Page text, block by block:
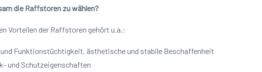
die Raffstoren zu wählen?
Vorteilen der Raffstoren gehört u.a.:
Funktionstüchtigkeit, ästhetische und stabile Beschaffenheit
und Schutzeigenschaften